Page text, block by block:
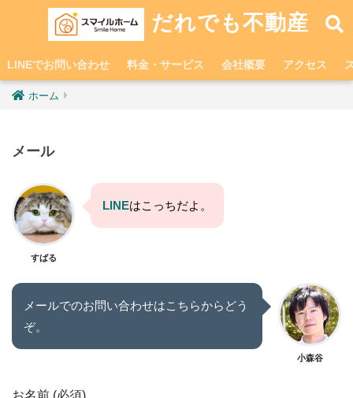
だれでも不動産
LINEでお問い合わせ 料金・サービス 会社概要 アクセス
ホーム
メール
すばる
LINEはこっちだよ。
メールでのお問い合わせはこちらからどう
ぞ。
小森谷
お名前 (必須)